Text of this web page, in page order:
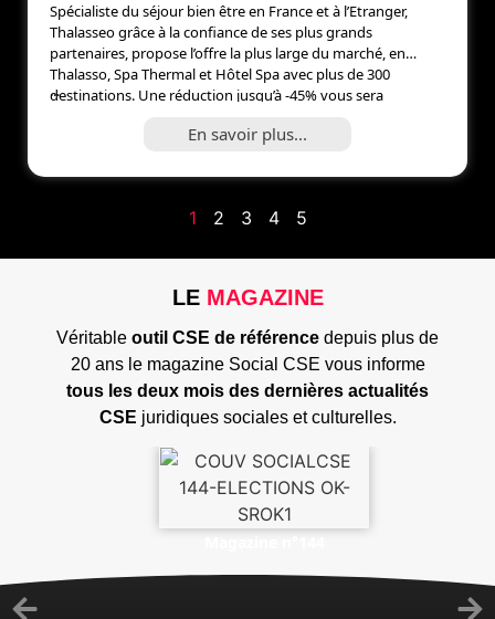
Spécialiste du séjour bien être en France et à l’Etranger,
Thalasseo grâce à la confiance de ses plus grands
partenaires, propose l’offre la plus large du marché, en
Thalasso, Spa Thermal et Hôtel Spa avec plus de 300
destinations. Une réduction jusqu’à -45% vous sera
...
En savoir plus...
1 2 3 4 5
LE MAGAZINE
Véritable outil CSE de référence depuis plus de
20 ans le magazine Social CSE vous informe
tous les deux mois des dernières actualités
CSE juridiques sociales et culturelles.